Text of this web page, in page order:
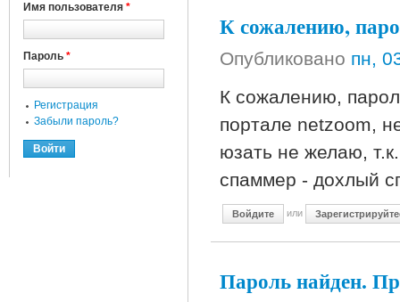
К сожалению,
Опубликовано пн,
К сожалению,
портале netzoom,
юзать не желаю,
спаммер - дохлый
Войдите или
Пароль найден.
Имя пользователя *
Пароль *
Регистрация
Забыли пароль?